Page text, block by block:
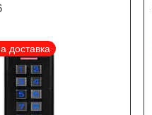
доставка